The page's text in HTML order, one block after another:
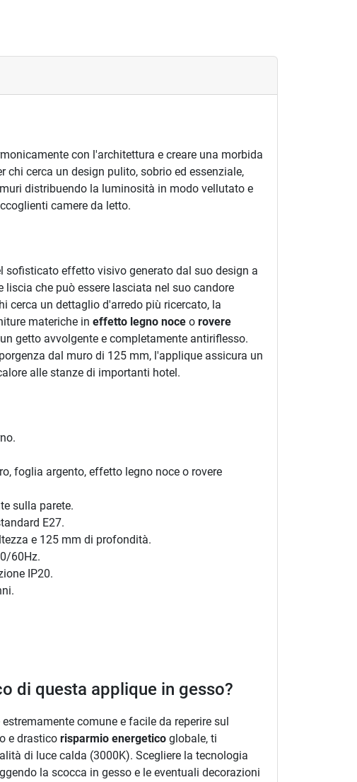
con l'architettura e creare una morbida
cerca un design pulito, sobrio ed essenziale,
distribuendo la luminosità in modo vellutato e
camere da letto.
sofisticato effetto visivo generato dal suo design a
liscia che può essere lasciata nel suo candore
cerca un dettaglio d'arredo più ricercato, la
materiche in effetto legno noce o rovere
getto avvolgente e completamente antiriflesso.
dal muro di 125 mm, l'applique assicura un
alle stanze di importanti hotel.
foglia argento, effetto legno noce o rovere
sulla parete.
E27.
e 125 mm di profondità.
60Hz.
IP20.
di questa applique in gesso?
comune e facile da reperire sul
e drastico risparmio energetico globale, ti
di luce calda (3000K). Scegliere la tecnologia
la scocca in gesso e le eventuali decorazioni